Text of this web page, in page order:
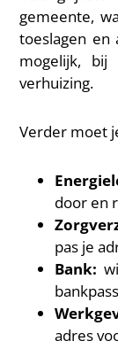
gemeente,
toeslagen en
mogelijk,
verhuizing.
Verder moet
door en
pas je
Bank:
adres